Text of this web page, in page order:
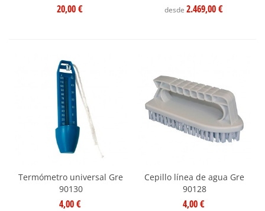
20,00 € desde 2.469,00 €
Termómetro universal Gre
90130
4,00 €
Cepillo línea de agua Gre
90128
4,00 €